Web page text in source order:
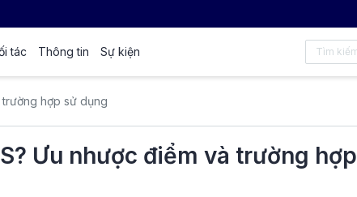
tác Thông tin Sự kiện
trường hợp sử dụng
Ưu nhược điểm và trường hợp